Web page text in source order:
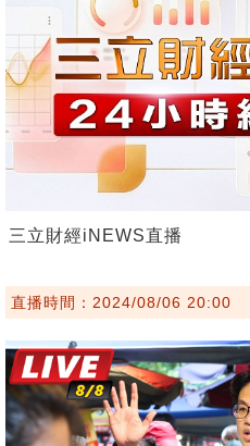
三立財經iNEWS直播
直播時間：2024/08/06 20:00